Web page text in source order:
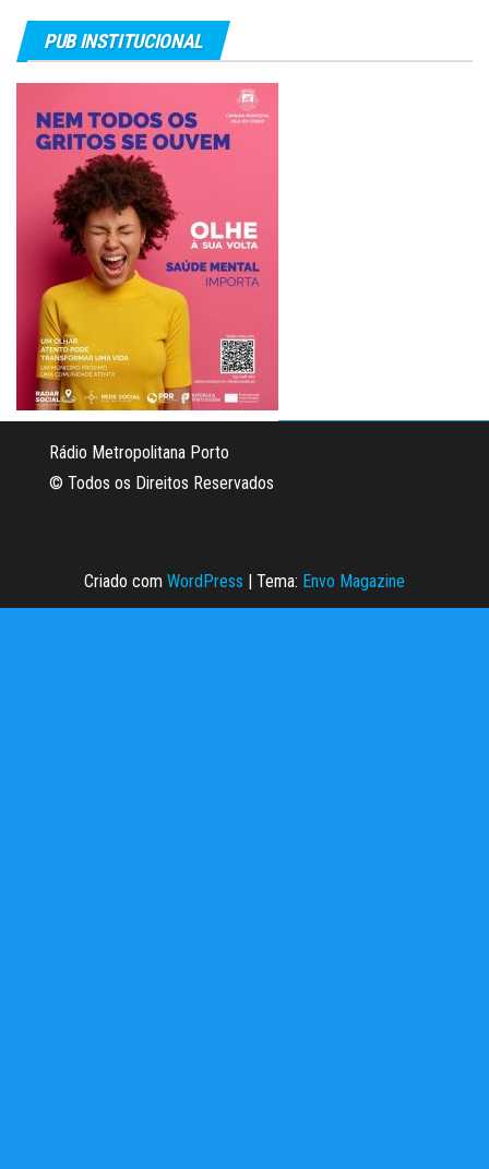
PUB INSTITUCIONAL
Rádio Metropolitana Porto
© Todos os Direitos Reservados
Criado com WordPress | Tema: Envo Magazine